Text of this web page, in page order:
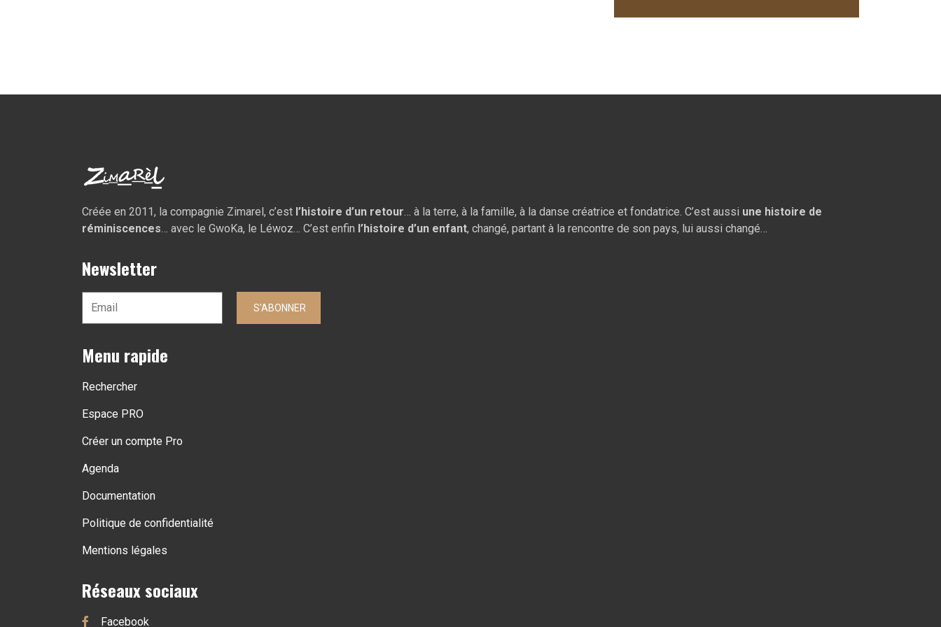
Créée en 2011, la compagnie Zimarel, c’est l’histoire d’un retour… à la terre, à la famille, à la danse créatrice et fondatrice. C’est aussi une histoire de
réminiscences… avec le GwoKa, le Léwoz… C’est enfin l’histoire d’un enfant, changé, partant à la rencontre de son pays, lui aussi changé…
Newsletter
S'ABONNER
Menu rapide
Rechercher
Espace PRO
Créer un compte Pro
Agenda
Documentation
Politique de confidentialité
Mentions légales
Réseaux sociaux
Facebook